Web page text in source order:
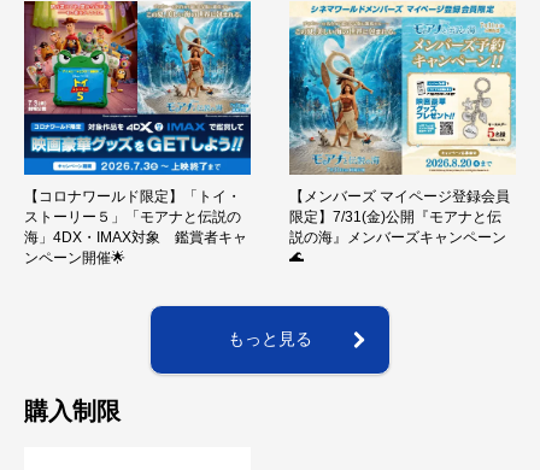
【コロナワールド限定】「トイ・
ストーリー５」「モアナと伝説の
海」4DX・IMAX対象 鑑賞者キャ
ンペーン開催🌟
【メンバーズ マイページ登録会員
限定】7/31(金)公開『モアナと伝
説の海』メンバーズキャンペーン
🌊
もっと見る
購入制限